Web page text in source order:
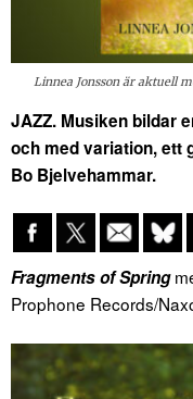
Linnea Jonsson är aktuell
JAZZ. Musiken bildar
och med variation, ett
Bo Bjelvehammar.
Fragments of Spring
Prophone Records/